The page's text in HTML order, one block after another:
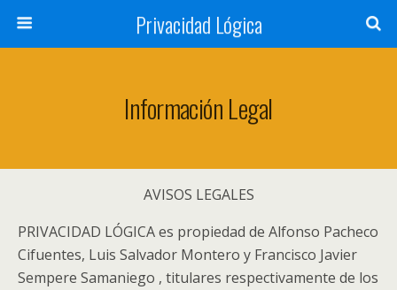
Privacidad Lógica
Información Legal
AVISOS LEGALES
PRIVACIDAD LÓGICA es propiedad de Alfonso Pacheco
Cifuentes, Luis Salvador Montero y Francisco Javier
Sempere Samaniego , titulares respectivamente de los